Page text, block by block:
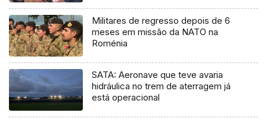
Militares de regresso depois de 6
meses em missão da NATO na
Roménia
SATA: Aeronave que teve avaria
hidráulica no trem de aterragem já
está operacional